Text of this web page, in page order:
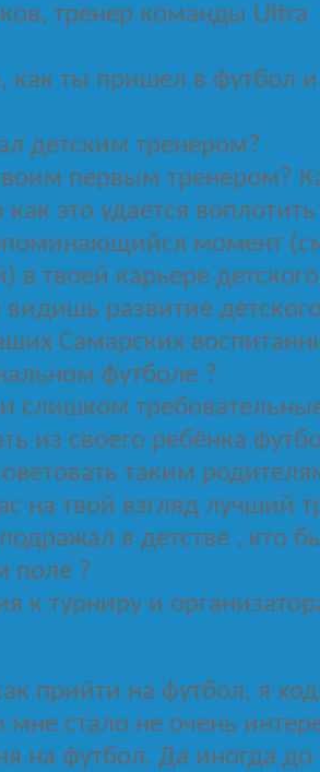
тренер команды Ultra
как ты пришел в футбол
детским тренером?
первым тренером?
это удается
момент
в твоей карьере
развитие
Самарских
футболе ?
слишком
из своего ребёнка
таким
на твой взгляд лучший
в детстве , кто
поле ?
к турниру и
прийти на футбол, я
мне стало не очень
на футбол. Да иногда